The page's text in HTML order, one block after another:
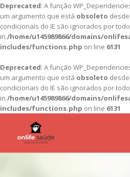
Deprecated: A função
um argumento que está obsoleto
condicionais do IE são ignorados por
in /home/u145989866/domains/
includes/functions.php on line 6131
Deprecated: A função
um argumento que está obsoleto
condicionais do IE são ignorados por
in /home/u145989866/domains/
includes/functions.php on line 6131